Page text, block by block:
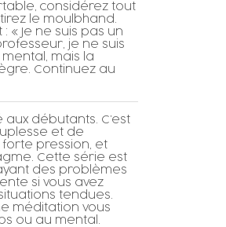
considérez tout
le moulbhand.
« Je ne suis pas un
je ne suis
mais la
Continuez au
débutants. C’est
et de
forte pression, et
Cette série est
des problèmes
si vous avez
tendues.
méditation vous
ou au mental.